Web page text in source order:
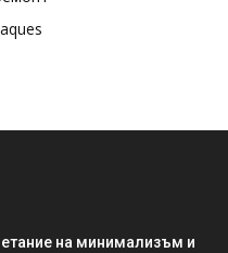
на минимализъм и